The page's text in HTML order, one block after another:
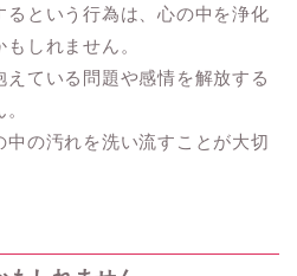
という行為は、心の中を浄化
しれません。
えている問題や感情を解放する
中の汚れを洗い流すことが大切